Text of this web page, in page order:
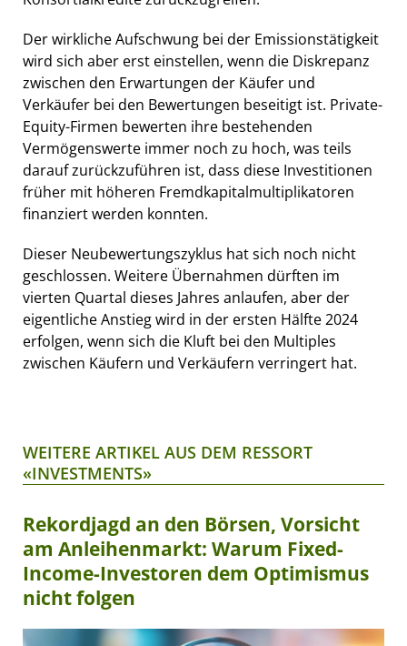
Der wirkliche Aufschwung bei der Emissionstätigkeit
wird sich aber erst einstellen, wenn die Diskrepanz
zwischen den Erwartungen der Käufer und
Verkäufer bei den Bewertungen beseitigt ist. Private-
Equity-Firmen bewerten ihre bestehenden
Vermögenswerte immer noch zu hoch, was teils
darauf zurückzuführen ist, dass diese Investitionen
früher mit höheren Fremdkapitalmultiplikatoren
finanziert werden konnten.
Dieser Neubewertungszyklus hat sich noch nicht
geschlossen. Weitere Übernahmen dürften im
vierten Quartal dieses Jahres anlaufen, aber der
eigentliche Anstieg wird in der ersten Hälfte 2024
erfolgen, wenn sich die Kluft bei den Multiples
zwischen Käufern und Verkäufern verringert hat.
WEITERE ARTIKEL AUS DEM RESSORT
«INVESTMENTS»
Rekordjagd an den Börsen, Vorsicht
am Anleihenmarkt: Warum Fixed-
Income-Investoren dem Optimismus
nicht folgen